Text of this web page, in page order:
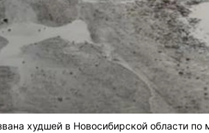
худшей в Новосибирской области